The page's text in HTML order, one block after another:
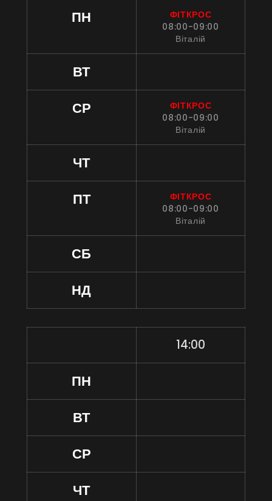
ПН
ФІТКРОС
08:00-09:00
Віталій
ВТ
СР
ФІТКРОС
08:00-09:00
Віталій
ЧТ
ПТ
ФІТКРОС
08:00-09:00
Віталій
СБ
НД
14:00
ПН
ВТ
СР
ЧТ